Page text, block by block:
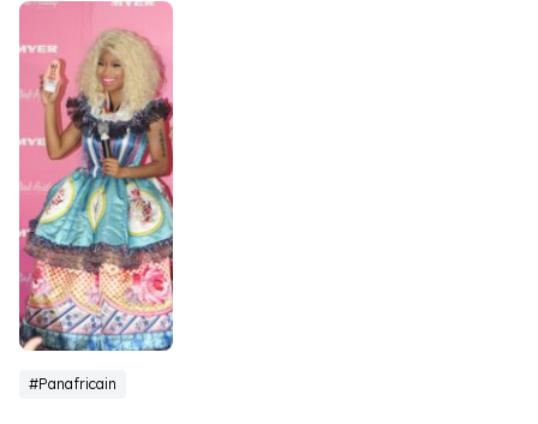
Nicki Minaj
#Panafricain